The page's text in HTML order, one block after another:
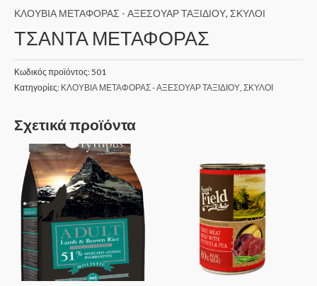
ΚΛΟΥΒΙΑ ΜΕΤΑΦΟΡΑΣ - ΑΞΕΣΟΥΑΡ ΤΑΞΙΔΙΟΥ, ΣΚΥΛΟΙ
ΤΣΑΝΤΑ ΜΕΤΑΦΟΡΑΣ
Κωδικός προϊόντος:501
Κατηγορίες: ΚΛΟΥΒΙΑ ΜΕΤΑΦΟΡΑΣ - ΑΞΕΣΟΥΑΡ ΤΑΞΙΔΙΟΥ, ΣΚΥΛΟΙ
Σχετικά προϊόντα